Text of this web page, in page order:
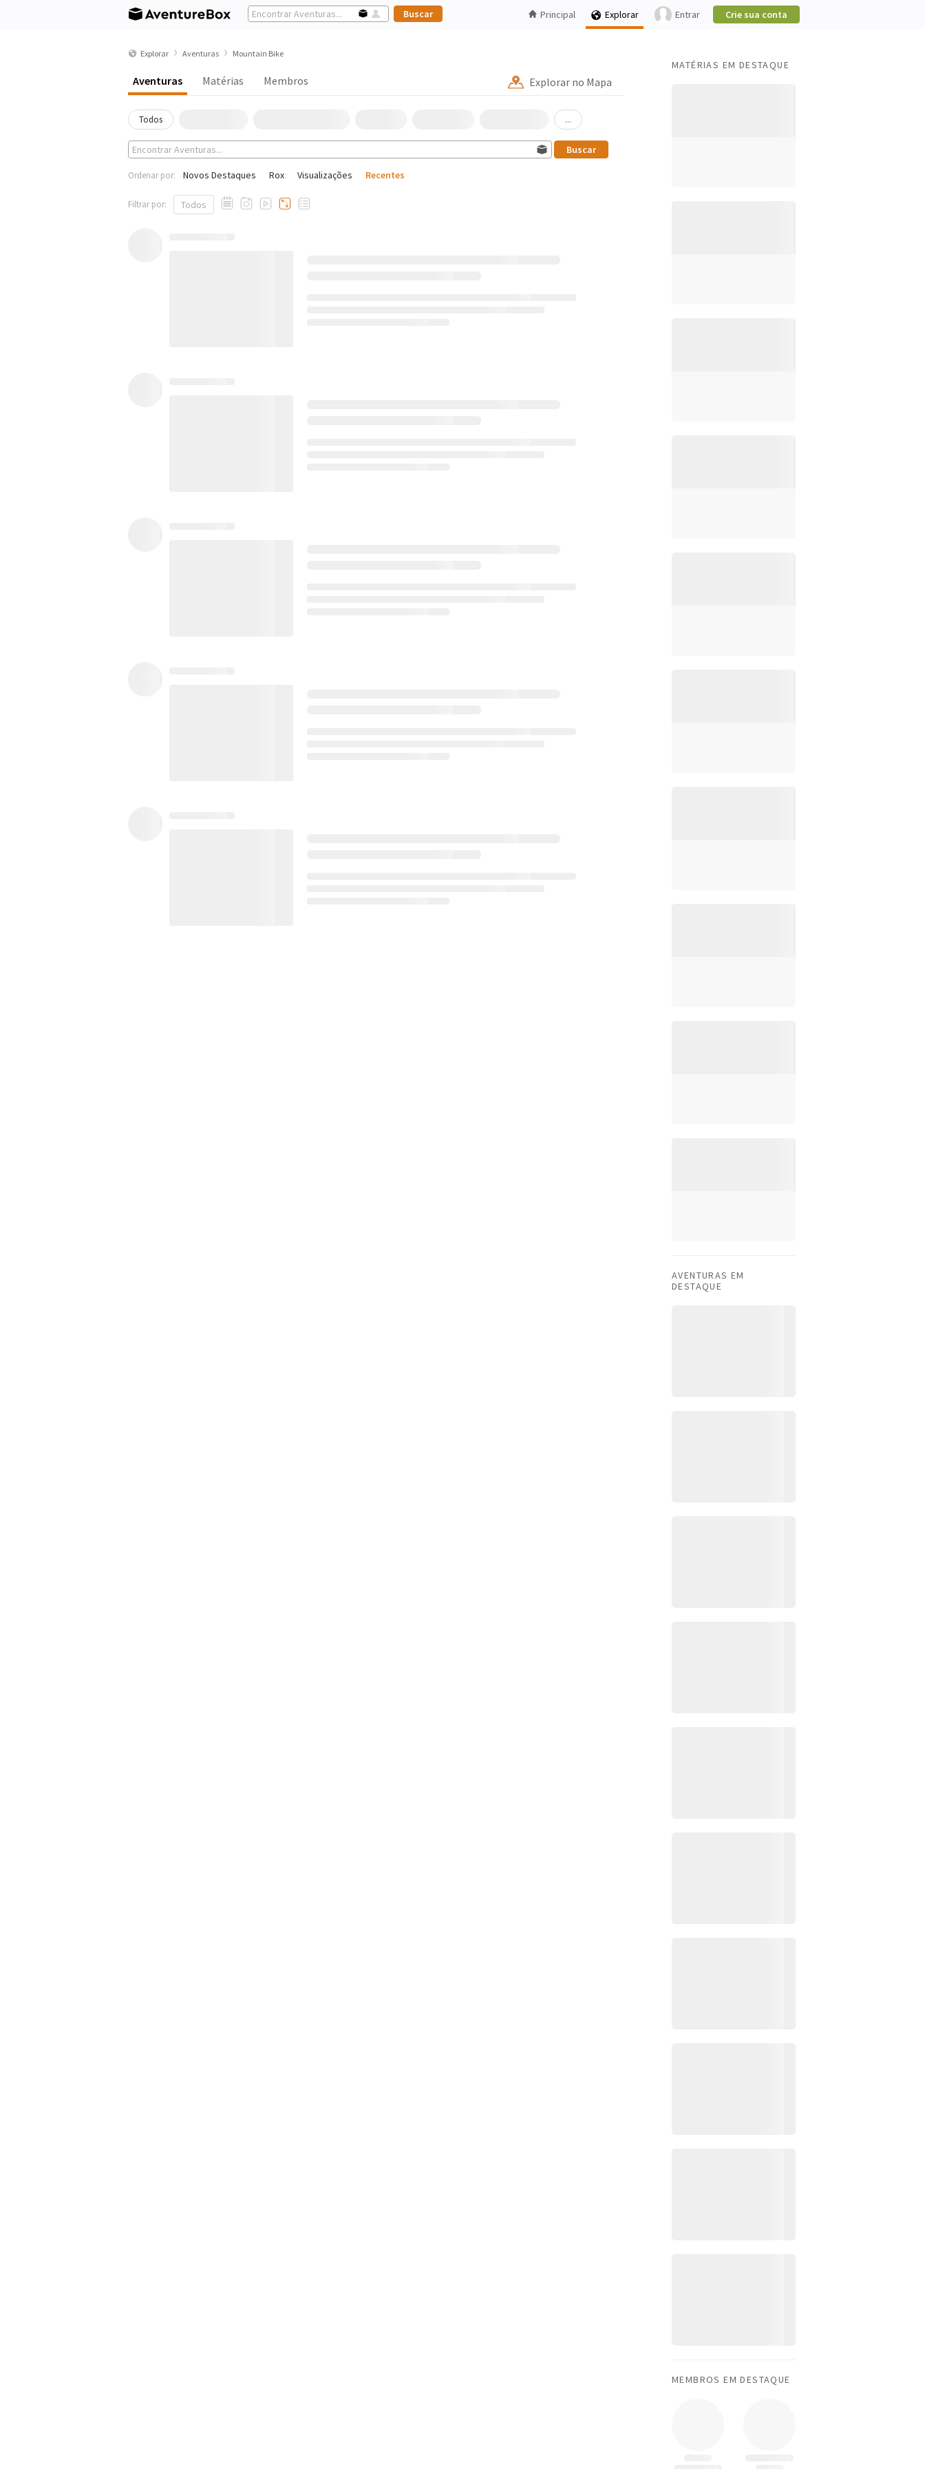
Crie sua conta
Entrar
Explorar
Principal
Explorar Aventuras Mountain Bike
Explorar no Mapa
Aventuras Matérias Membros
Todos ...
Ordenar por: Novos Destaques Rox Visualizações Recentes
Filtrar por: Todos
MATÉRIAS EM DESTAQUE
AVENTURAS EM
DESTAQUE
MEMBROS EM DESTAQUE